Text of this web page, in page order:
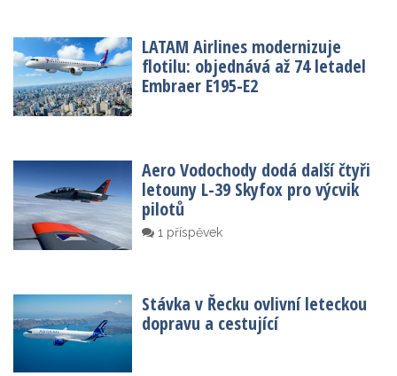
LATAM Airlines modernizuje
flotilu: objednává až 74 letadel
Embraer E195-E2
Aero Vodochody dodá další čtyři
letouny L-39 Skyfox pro výcvik
pilotů
1 příspěvek
Stávka v Řecku ovlivní leteckou
dopravu a cestující